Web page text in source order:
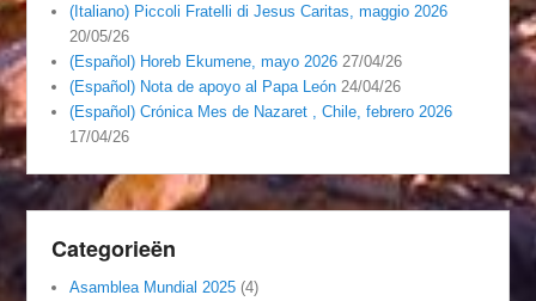
(Italiano) Piccoli Fratelli di Jesus Caritas, maggio 2026
20/05/26
(Español) Horeb Ekumene, mayo 2026 27/04/26
(Español) Nota de apoyo al Papa León 24/04/26
(Español) Crónica Mes de Nazaret , Chile, febrero 2026
17/04/26
Categorieën
Asamblea Mundial 2025 (4)